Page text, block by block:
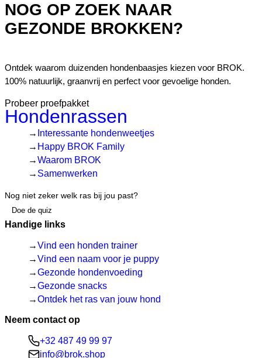
NOG OP ZOEK NAAR
GEZONDE BROKKEN?
Ontdek waarom duizenden hondenbaasjes kiezen voor BROK.
100% natuurlijk, graanvrij en perfect voor gevoelige honden.
Probeer proefpakket
Hondenrassen
Interessante hondenweetjes
Happy BROK Family
Waarom BROK
Samenwerken
Nog niet zeker welk ras bij jou past?
Doe de quiz
Handige links
Vind een honden trainer
Vind een naam voor je puppy
Gezonde hondenvoeding
Gezonde snacks
Ontdek het ras van jouw hond
Neem contact op
+32 487 49 99 97
info@brok.shop